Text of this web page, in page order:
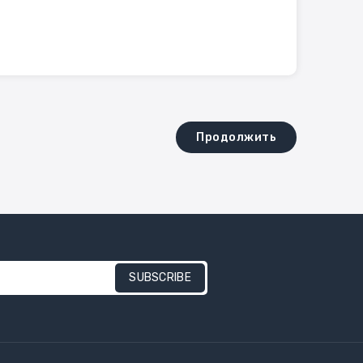
Продолжить
SUBSCRIBE